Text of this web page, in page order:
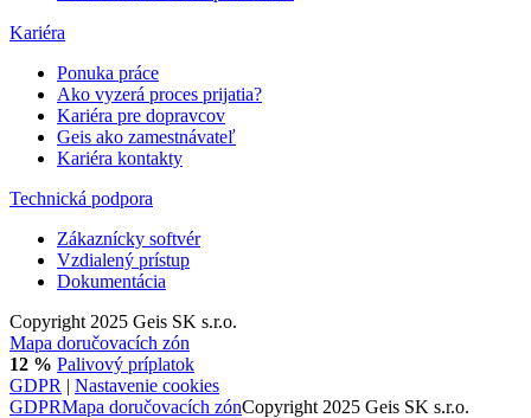
Kariéra
Ponuka práce
Ako vyzerá proces prijatia?
Kariéra pre dopravcov
Geis ako zamestnávateľ
Kariéra kontakty
Technická podpora
Zákaznícky softvér
Vzdialený prístup
Dokumentácia
Copyright 2025 Geis SK s.r.o.
Mapa doručovacích zón
12 % Palivový príplatok
GDPR | Nastavenie cookies
GDPRMapa doručovacích zónCopyright 2025 Geis SK s.r.o.